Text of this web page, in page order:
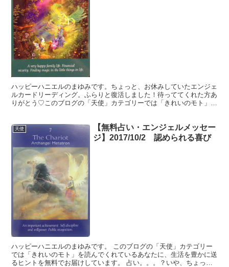
ハッピーハニエルのまゆみです。ちょっと、お休みしていたエンジェ
ルカードリーディング。ふらりと復活しました！待っててくれた方あ
りがとう♡このブログの「天使」カテゴリーでは「きれいのモト」を
天使
【無料占い・エンジェルメッセー
ジ】2017/10/2 認められる喜び
ハッピーハニエルのまゆみです。 このブログの「天使」カテゴリー
では「きれいのモト」を読んでくれているあなたに、生活を豊かに送
るヒントを無料でお届けしています。 占い。。。？いや、ちょっと